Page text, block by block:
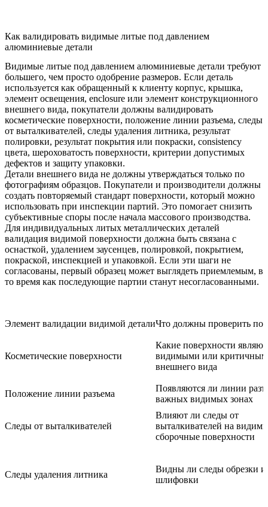
Как валидировать видимые литые под давлением
алюминиевые детали
Видимые литые под давлением алюминиевые детали требуют
большего, чем просто одобрение размеров. Если деталь
используется как обращенный к клиенту корпус, крышка,
элемент освещения, enclosure или элемент конструкционного
внешнего вида, покупатели должны валидировать
косметические поверхности, положение линии разъема, следы
от выталкивателей, следы удаления литника, результат
полировки, результат покрытия или покраски, consistency
цвета, шероховатость поверхности, критерии допустимых
дефектов и защиту упаковки.
Детали внешнего вида не должны утверждаться только по
фотографиям образцов. Покупатели и производители должны
создать повторяемый стандарт поверхности, который можно
использовать при инспекции партий. Это помогает снизить
субъективные споры после начала массового производства.
Для индивидуальных литых металлических деталей
валидация видимой поверхности должна быть связана с
оснасткой, удалением заусенцев, полировкой, покрытием,
покраской, инспекцией и упаковкой. Если эти шаги не
согласованы, первый образец может выглядеть приемлемым, в
то время как последующие партии станут несогласованными.
Элемент валидации видимой деталиЧто должны проверить
Косметические поверхности
Какие поверхности
видимыми или
внешнего вида
Положение линии разъема
Появляются ли линии
важных видимых зонах
Следы от выталкивателей
Влияют ли следы от
выталкивателей на
сборочные поверхности
Следы удаления литника
Видны ли следы обрезки
шлифовки